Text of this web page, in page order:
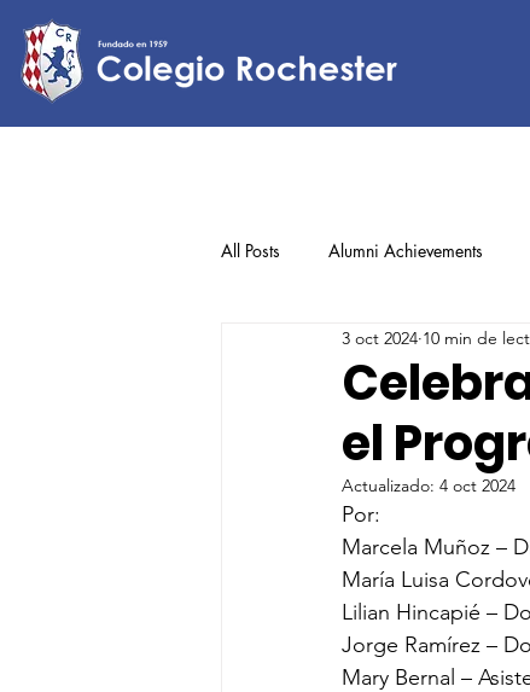
All Posts Alumni Achievements
Lower Elementary Middle
Upper Elementary
el
3 oct 2024 10 min de
Actualizado: 4 oct 2024
Por:
Marcela Muñoz –
María Luisa
Lilian Hincapié –
Jorge Ramírez –
Mary Bernal –